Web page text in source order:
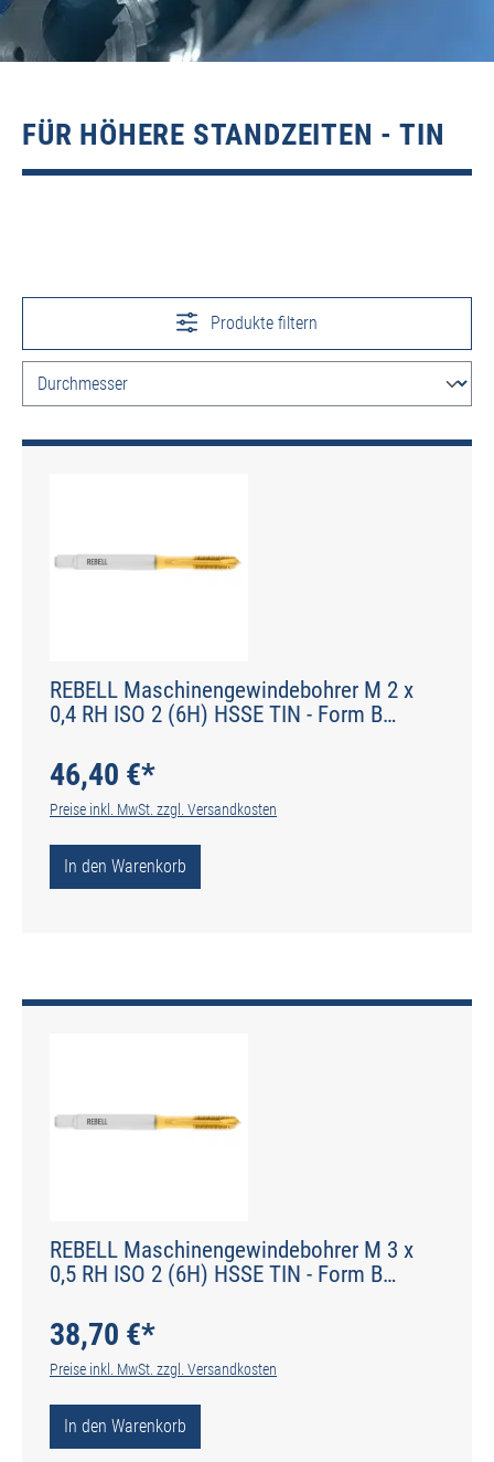
FÜR HÖHERE STANDZEITEN - TIN
Produkte filtern
REBELL Maschinengewindebohrer M 2 x
0,4 RH ISO 2 (6H) HSSE TIN - Form B
46,40 €*
Preise inkl. MwSt. zzgl. Versandkosten
In den Warenkorb
REBELL Maschinengewindebohrer M 3 x
0,5 RH ISO 2 (6H) HSSE TIN - Form B
38,70 €*
Preise inkl. MwSt. zzgl. Versandkosten
In den Warenkorb